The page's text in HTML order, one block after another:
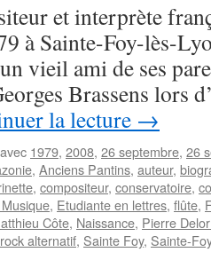
et interprète
à Sainte-Foy-lès-
vieil ami de ses
Brassens lors
la lecture →
1979, 2008, 26 septembre, 26
, Anciens Pantins, auteur,
, compositeur, conservatoire,
, Etudiante en lettres, flûte,
Côte, Naissance, Pierre
rock alternatif, Sainte Foy, Sainte-